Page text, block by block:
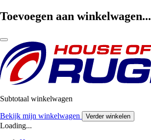
Toevoegen aan winkelwagen...
Subtotaal winkelwagen
Bekijk mijn winkelwagen Verder winkelen
Loading...